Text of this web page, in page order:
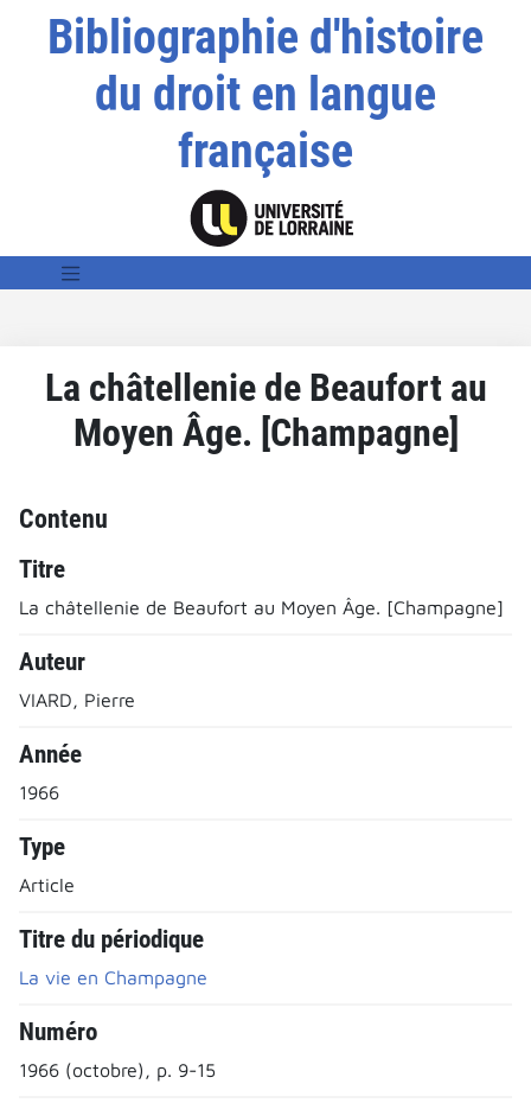
Bibliographie d'histoire
du droit en langue
française
La châtellenie de Beaufort au
Moyen Âge. [Champagne]
Contenu
Titre
La châtellenie de Beaufort au Moyen Âge. [Champagne]
Auteur
VIARD, Pierre
Année
1966
Type
Article
Titre du périodique
La vie en Champagne
Numéro
1966 (octobre), p. 9-15